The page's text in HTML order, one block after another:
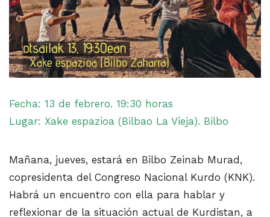
Fecha: 13 de febrero. 19:30 horas
Lugar: Xake espazioa (Bilbao La Vieja). Bilbo
Mañana, jueves, estará en Bilbo Zeinab Murad,
copresidenta del Congreso Nacional Kurdo (KNK).
Habrá un encuentro con ella para hablar y
reflexionar de la situación actual de Kurdistan, a